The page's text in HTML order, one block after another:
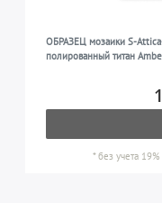
ОБРАЗЕЦ мозаики S-
полированный титан
*без учета